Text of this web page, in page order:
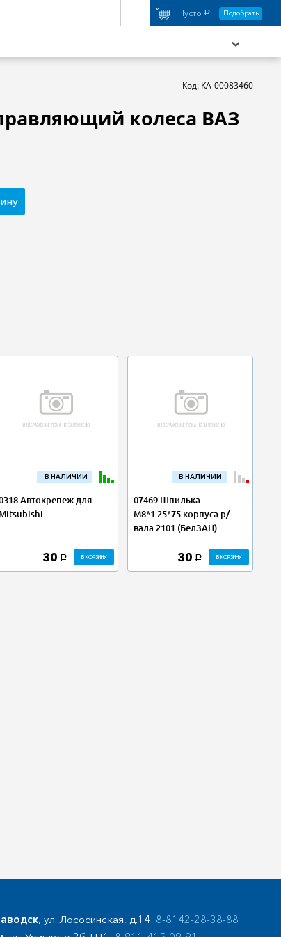
Пусто a Подобрать
Код: КА-00083460
колеса ВАЗ
В НАЛИЧИИ
Автокрепеж для
30 a В КОРЗИНУ
В НАЛИЧИИ
07469 Шпилька
М8*1.25*75 корпуса р/
вала 2101 (БелЗАН)
30 a В КОРЗИНУ
, ул. Лососинская, д.14: 8-8142-28-38-88